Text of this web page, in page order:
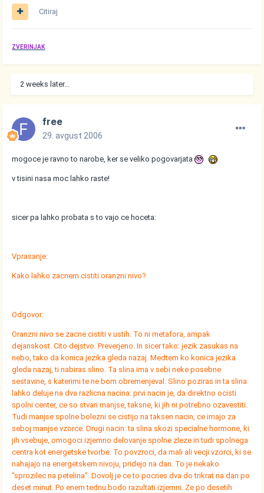
Citiraj
ZVERINJAK
2 weeks later...
free
29. avgust 2006
mogoce je ravno to narobe, ker se veliko pogovarjata
v tisini nasa moc lahko raste!
sicer pa lahko probata s to vajo ce hoceta:
Vprasanje:
Kako lahko zacnem cistiti oranzni nivo?
Odgovor:
Oranzni nivo se zacne cistiti v ustih. To ni metafora, ampak
dejanskost. Cito dejstvo. Preverjeno. In sicer tako: jezik zasukas na
nebo, tako da konica jezika gleda nazaj. Medtem ko konica jezika
gleda nazaj, ti nabiras slino. Ta slina ima v sebi neke posebne
sestavine, s katerimi te ne bom obremenjeval. Slino poziras in ta slina
lahko deluje na dva razlicna nacina: prvi nacin je, da direktno ocisti
spolni center, ce so stvari manjse, taksne, ki jih ni potrebno ozavestiti.
Tudi manjse spolne bolezni se cistijo na taksen nacin, ce imajo za
seboj manjse vzorce. Drugi nacin: ta slina skozi specialne hormone, ki
jih vsebuje, omogoci izjemno delovanje spolne zleze in tudi spolnega
centra kot energetske tvorbe. To povzroci, da mali ali vecji vzorci, ki se
nahajajo na energetskem nivoju, pridejo na dan. To je nekako
"sprozilec na petelina". Dovolj je ce to pocnes dva do trikrat na dan po
deset minut. Po enem tednu bodo razultati izjemni. Ze po desetih